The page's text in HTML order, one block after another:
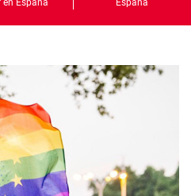
en España
España